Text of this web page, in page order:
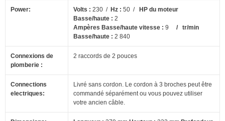
Power: Volts : 230 / Hz : 50 /
HP du moteur
Basse/haute : 2
Ampères Basse/haute vitesse : 9 / tr/min
Basse/haute : 2 840
Connexions de
plomberie :
2 raccords de 2 pouces
Connections
electriques:
Livré sans cordon. Le cordon à 3 broches peut être
commandé séparément ou vous pouvez utiliser
votre ancien câble.